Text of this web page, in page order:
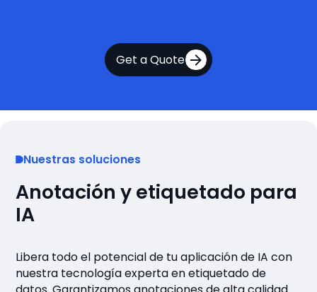
Get a Quote
Nuestras soluciones
Anotación y etiquetado para
IA
Libera todo el potencial de tu aplicación de IA con
nuestra tecnología experta en etiquetado de